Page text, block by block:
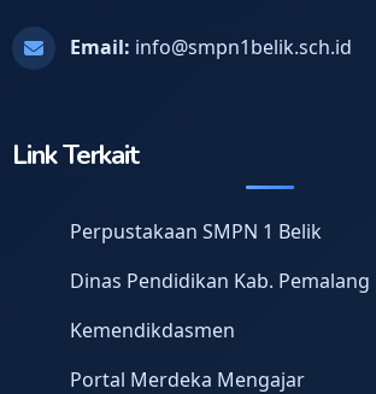
Email: info@smpn1belik.sch.id
Link Terkait
Perpustakaan SMPN 1 Belik
Dinas Pendidikan Kab. Pemalang
Kemendikdasmen
Portal Merdeka Mengajar